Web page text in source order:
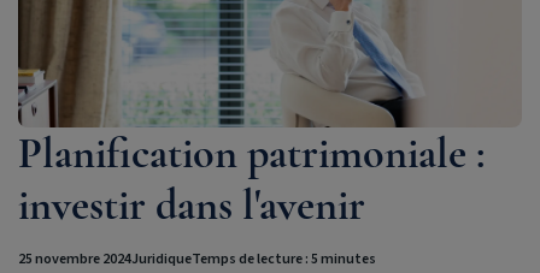
Planification patrimoniale :
investir dans l'avenir
25 novembre 2024JuridiqueTemps de lecture : 5 minutes